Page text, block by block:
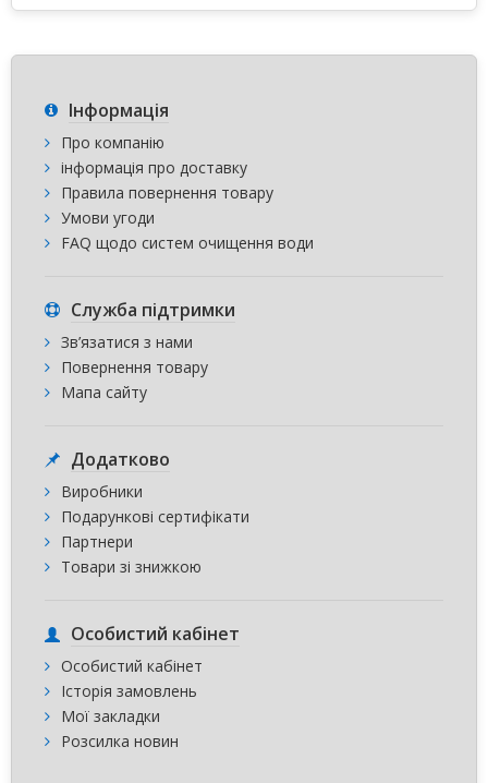
Інформація
Про компанію
інформація про доставку
Правила повернення товару
Умови угоди
FAQ щодо систем очищення води
Служба підтримки
Зв’язатися з нами
Повернення товару
Мапа сайту
Додатково
Виробники
Подарункові сертифікати
Партнери
Товари зі знижкою
Особистий кабінет
Особистий кабінет
Історія замовлень
Мої закладки
Розсилка новин